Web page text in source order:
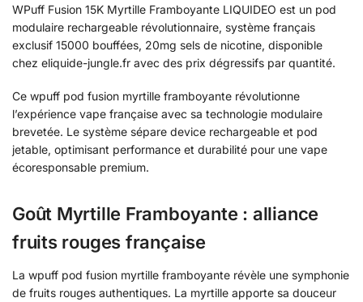
WPuff Fusion 15K Myrtille Framboyante LIQUIDEO est un pod
modulaire rechargeable révolutionnaire, système français
exclusif 15000 bouffées, 20mg sels de nicotine, disponible
chez eliquide-jungle.fr avec des prix dégressifs par quantité.
Ce wpuff pod fusion myrtille framboyante révolutionne
l’expérience vape française avec sa technologie modulaire
brevetée. Le système sépare device rechargeable et pod
jetable, optimisant performance et durabilité pour une vape
écoresponsable premium.
Goût Myrtille Framboyante : alliance
fruits rouges française
La wpuff pod fusion myrtille framboyante révèle une symphonie
de fruits rouges authentiques. La myrtille apporte sa douceur